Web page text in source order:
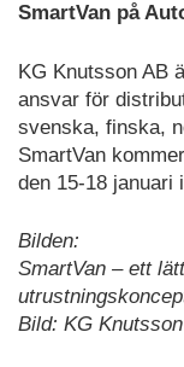
SmartVan på
KG Knutsson AB
ansvar för
svenska, finska,
SmartVan
den 15-18 januari
Bilden:
SmartVan – ett
Bild: KG